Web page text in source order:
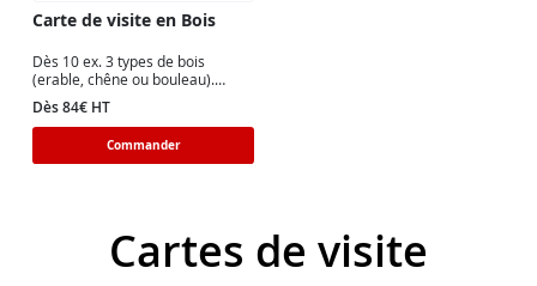
Carte de visite en Bois
Dès 10 ex. 3 types de bois
(erable, chêne ou bouleau).
Quadri CMJN recto ou recto
verso.
Dès 84€ HT
Commander
Cartes de visite